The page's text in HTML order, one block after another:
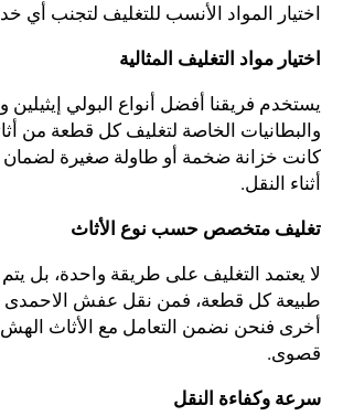
اختيار المواد الأنسب للتغليف لتجنب
اختيار مواد التغليف المثالية
يستخدم فريقنا أفضل أنواع البولي إيثيلين
والبطانيات الخاصة لتغليف كل قطعة من
كانت خزانة ضخمة أو طاولة صغيرة
أثناء النقل.
تغليف متخصص حسب نوع الأثاث
لا يعتمد التغليف على طريقة واحدة، بل
طبيعة كل قطعة، فمن نقل عفش الاحمدى
أخرى فنحن نضمن التعامل مع الأثاث الهش
قصوى.
سرعة وكفاءة النقل